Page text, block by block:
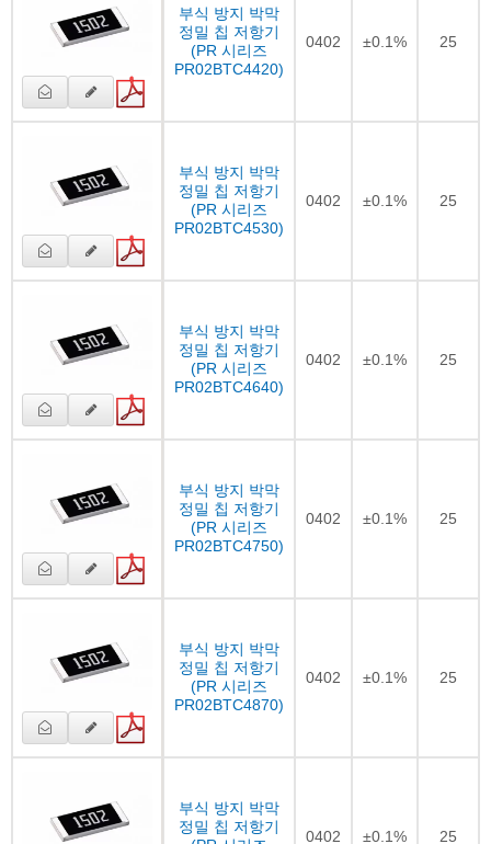
부식 방지 박막
정밀 칩 저항기
(PR 시리즈
PR02BTC4420)
0402 ±0.1% 25
부식 방지 박막
정밀 칩 저항기
(PR 시리즈
PR02BTC4530)
0402 ±0.1% 25
부식 방지 박막
정밀 칩 저항기
(PR 시리즈
PR02BTC4640)
0402 ±0.1% 25
부식 방지 박막
정밀 칩 저항기
(PR 시리즈
PR02BTC4750)
0402 ±0.1% 25
부식 방지 박막
정밀 칩 저항기
(PR 시리즈
PR02BTC4870)
0402 ±0.1% 25
부식 방지 박막
정밀 칩 저항기
0402 ±0.1% 25